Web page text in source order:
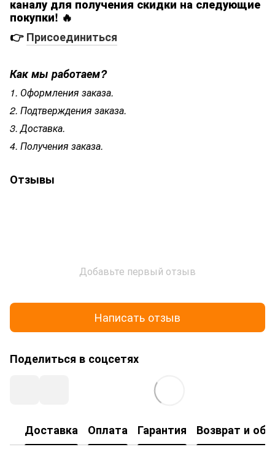
каналу для получения скидки на следующие
покупки! 🔥
👉Присоединиться
Как мы работаем?
1. Оформления заказа.
2. Подтверждения заказа.
3. Доставка.
4. Получения заказа.
Отзывы
Добавьте первый отзыв
Написать отзыв
Поделиться в соцсетях
Доставка Оплата Гарантия Возврат и